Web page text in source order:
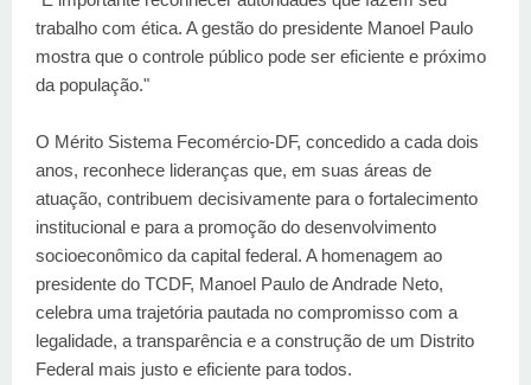
trabalho com ética. A gestão do presidente Manoel Paulo
mostra que o controle público pode ser eficiente e próximo
da população."
O Mérito Sistema Fecomércio-DF, concedido a cada dois
anos, reconhece lideranças que, em suas áreas de
atuação, contribuem decisivamente para o fortalecimento
institucional e para a promoção do desenvolvimento
socioeconômico da capital federal. A homenagem ao
presidente do TCDF, Manoel Paulo de Andrade Neto,
celebra uma trajetória pautada no compromisso com a
legalidade, a transparência e a construção de um Distrito
Federal mais justo e eficiente para todos.